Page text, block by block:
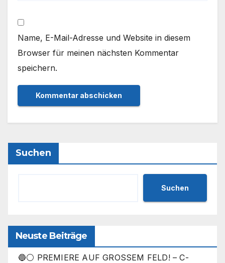
Name, E-Mail-Adresse und Website in diesem
Browser für meinen nächsten Kommentar
speichern.
Suchen
Suchen
Neuste Beiträge
🔵⚪ PREMIERE AUF GROSSEM FELD! – C-